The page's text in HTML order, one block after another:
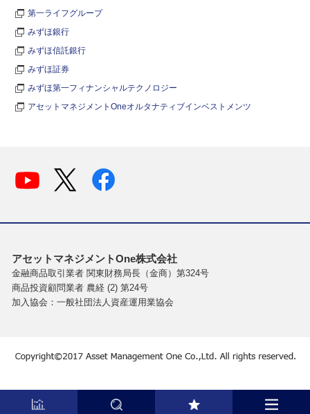
第一ライフグループ
みずほ銀行
みずほ信託銀行
みずほ証券
みずほ第一フィナンシャルテクノロジー
アセットマネジメントOneオルタナティブインベストメンツ
アセットマネジメントOne株式会社
金融商品取引業者 関東財務局長（金商）第324号
商品投資顧問業者 農経 (2) 第24号
加入協会：一般社団法人資産運用業協会